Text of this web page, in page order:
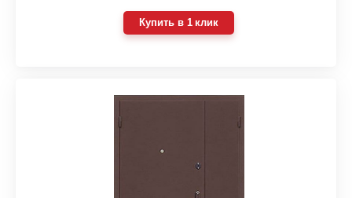
Купить в 1 клик